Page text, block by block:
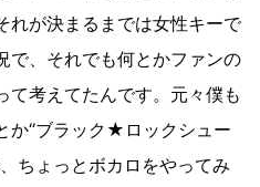
れが決まるまでは女性キーで
で、それでも何とかファンの
て考えてたんです。元々僕も
か“ブラック★ロックシュー
ちょっとボカロをやってみ